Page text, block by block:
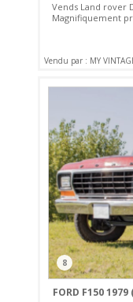
Vends Land rover
Magnifiquement
Vendu par : MY
8
FORD F150 1979